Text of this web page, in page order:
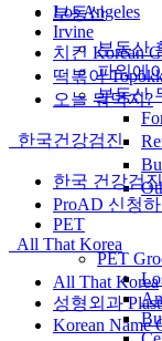
부동산
부동산
파워에
부동산
PET
PET
Los Angeles
Irvine
치킨 Korean
떡볶이
오늘 뭐먹지?
한국건강검진
한국 건강검
ProAD 신청하
All That Korea
All That Korea
성형외과
Korean Name